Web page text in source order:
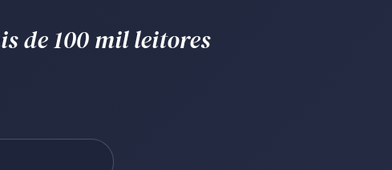
de 100 mil leitores